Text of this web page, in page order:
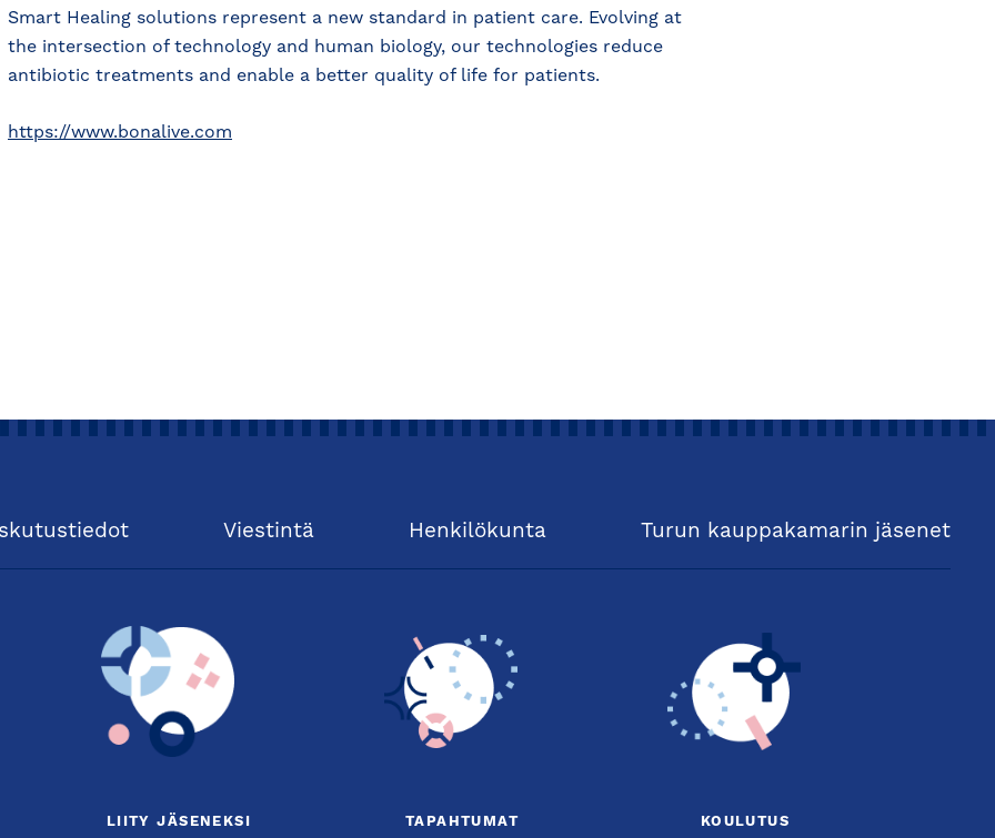
Smart Healing solutions represent a new standard in patient care. Evolving at
the intersection of technology and human biology, our technologies reduce
antibiotic treatments and enable a better quality of life for patients.
https://www.bonalive.com
Viestintä Henkilökunta Turun kauppakamarin jäsenet
LIITY JÄSENEKSI TAPAHTUMAT KOULUTUS